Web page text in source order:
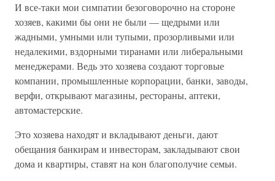
И все-таки мои симпатии безоговорочно на стороне
хозяев, какими бы они не были — щедрыми или
жадными, умными или тупыми, прозорливыми или
недалекими, вздорными тиранами или либеральными
менеджерами. Ведь это хозяева создают торговые
компании, промышленные корпорации, банки, заводы,
верфи, открывают магазины, рестораны, аптеки,
автомастерские.
Это хозяева находят и вкладывают деньги, дают
обещания банкирам и инвесторам, закладывают свои
дома и квартиры, ставят на кон благополучие семьи.